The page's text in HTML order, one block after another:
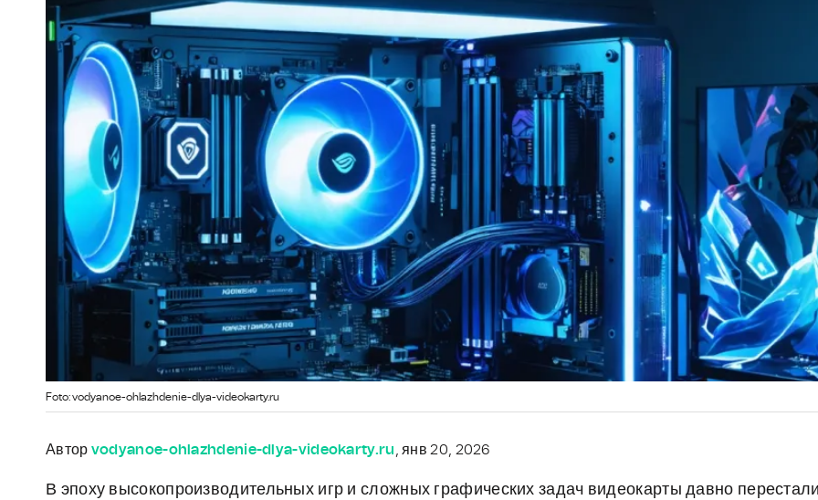
Foto: vodyanoe-ohlazhdenie-dlya-videokarty.ru
Автор vodyanoe-ohlazhdenie-dlya-videokarty.ru, янв 20, 2026
В эпоху высокопроизводительных игр и сложных графических задач видеокарты давно